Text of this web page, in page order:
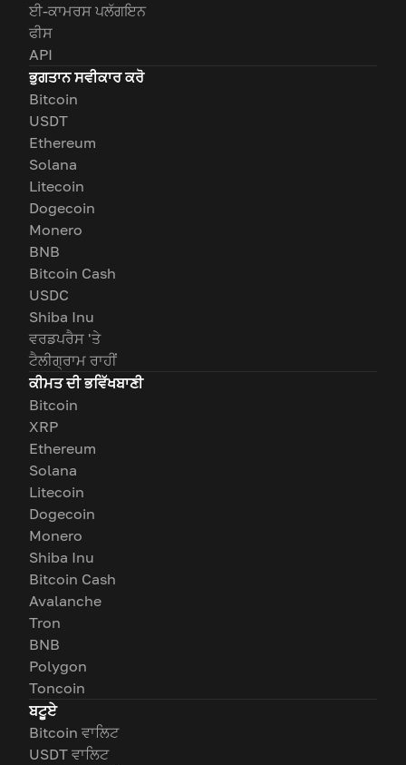
ਈ-ਕਾਮਰਸ ਪਲੱਗਇਨ
ਫੀਸ
API
ਭੁਗਤਾਨ ਸਵੀਕਾਰ ਕਰੋ
Bitcoin
USDT
Ethereum
Solana
Litecoin
Dogecoin
Monero
BNB
Bitcoin Cash
USDC
Shiba Inu
ਵਰਡਪਰੈਸ 'ਤੇ
ਟੈਲੀਗ੍ਰਾਮ ਰਾਹੀਂ
ਕੀਮਤ ਦੀ ਭਵਿੱਖਬਾਣੀ
Bitcoin
XRP
Ethereum
Solana
Litecoin
Dogecoin
Monero
Shiba Inu
Bitcoin Cash
Avalanche
Tron
BNB
Polygon
Toncoin
ਬਟੂਏ
Bitcoin ਵਾਲਿਟ
USDT ਵਾਲਿਟ